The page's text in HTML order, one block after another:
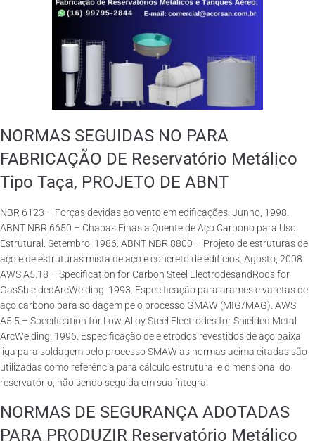
NORMAS SEGUIDAS NO PARA
FABRICAÇÃO DE Reservatório Metálico
Tipo Taça, PROJETO DE ABNT
NBR 6123 – Forças devidas ao vento em edificações. Junho, 1998.
ABNT NBR 6650 – Chapas Finas a Quente de Aço Carbono para Uso
Estrutural. Setembro, 1986. ABNT NBR 8800 – Projeto de estruturas de
aço e de estruturas mista de aço e concreto de edifícios. Agosto, 2008.
AWS A5.18 – Specification for Carbon Steel ElectrodesandRods for
GasShieldedArcWelding. 1993. Especificação para arames e varetas de
aço carbono para soldagem pelo processo GMAW (MIG/MAG). AWS
A5.5 – Specification for Low-Alloy Steel Electrodes for Shielded Metal
ArcWelding. 1996. Especificação de eletrodos revestidos de aço baixa
liga para soldagem pelo processo SMAW as normas acima citadas são
utilizadas como referência para cálculo estrutural e dimensional do
reservatório, não sendo seguida em sua íntegra.
NORMAS DE SEGURANÇA ADOTADAS
PARA PRODUZIR Reservatório Metálico